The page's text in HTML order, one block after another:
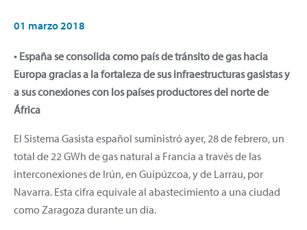
01 marzo 2018
• España se consolida como país de tránsito de gas hacia
Europa gracias a la fortaleza de sus infraestructuras gasistas y
a sus conexiones con los países productores del norte de
África
El Sistema Gasista español suministró ayer, 28 de febrero, un
total de 22 GWh de gas natural a Francia a través de las
interconexiones de Irún, en Guipúzcoa, y de Larrau, por
Navarra. Esta cifra equivale al abastecimiento a una ciudad
como Zaragoza durante un día.